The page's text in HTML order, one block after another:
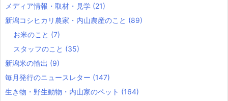
メディア情報・取材・見学 (21)
新潟コシヒカリ農家・内山農産のこと (89)
お米のこと (7)
スタッフのこと (35)
新潟米の輸出 (9)
毎月発行のニュースレター (147)
生き物・野生動物・内山家のペット (164)